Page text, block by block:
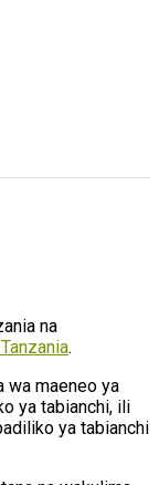
na
.
wa maeneo ya
ya tabianchi, ili
ya tabianchi